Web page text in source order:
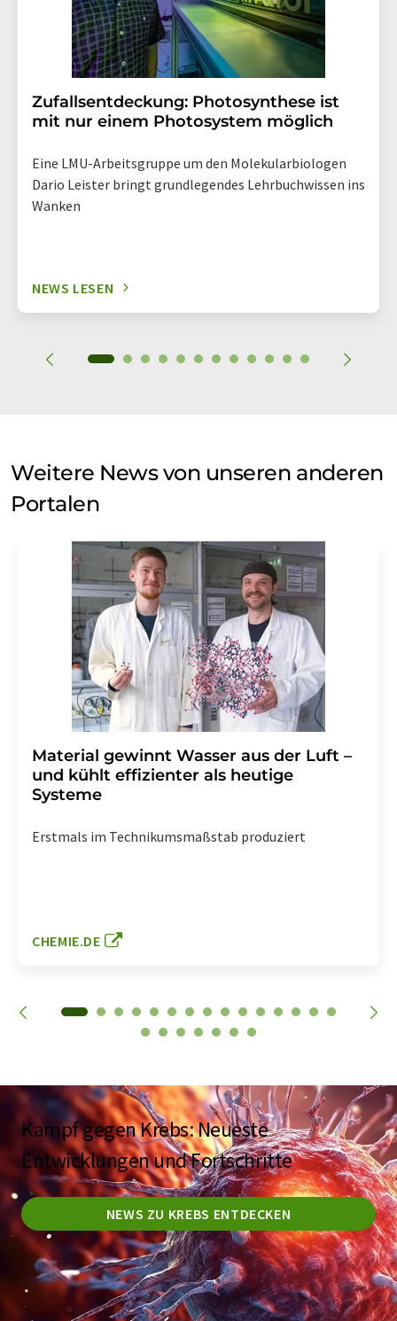
Zufallsentdeckung: Photosynthese ist
mit nur einem Photosystem möglich
Eine LMU-Arbeitsgruppe um den Molekularbiologen
Dario Leister bringt grundlegendes Lehrbuchwissen ins
Wanken
NEWS LESEN
Weitere News von unseren anderen
Portalen
Material gewinnt Wasser aus der Luft –
und kühlt effizienter als heutige
Systeme
Erstmals im Technikumsmaßstab produziert
CHEMIE.DE
Kampf gegen Krebs: Neueste
Entwicklungen und Fortschritte
NEWS ZU KREBS ENTDECKEN